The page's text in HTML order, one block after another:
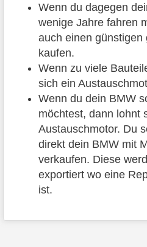
Wenn du dagegen
wenige Jahre fahren
auch einen günstigen
kaufen.
Wenn zu viele
sich ein
Wenn du dein BMW
möchtest, dann lohnt
Austauschmotor. Du
direkt dein BMW mit
verkaufen. Diese
exportiert wo eine
ist.